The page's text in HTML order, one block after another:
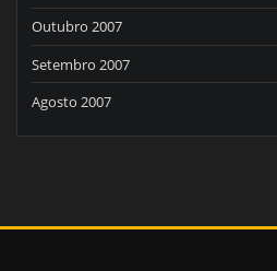
Outubro 2007
Setembro 2007
Agosto 2007